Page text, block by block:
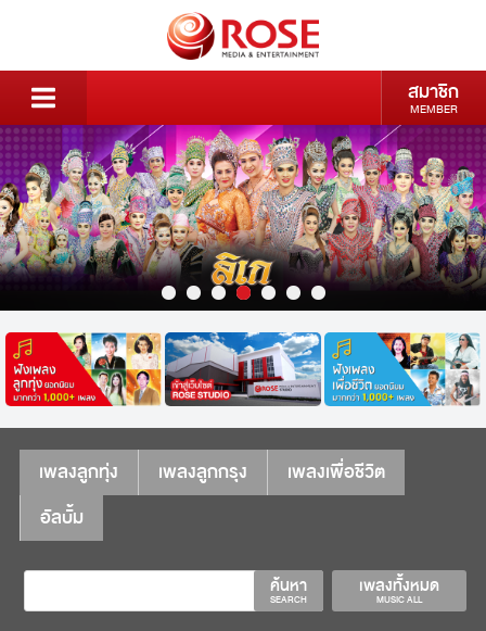
สมาชิก
MEMBER
เพลงลูกทุ่ง เพลงลูกกรุง
เพลงเพื่อชีวิต
อัลบั้ม
เพลงทั้งหมด
MUSIC ALL
ค้นหา
SEARCH